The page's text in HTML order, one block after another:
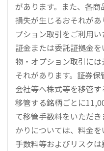
があります。また、各
損失が生じるおそれが
プション取引をご利用
証金または委託証拠金
物・オプション取引に
それがあります。証券
会社等へ株式等を移管す
移管する銘柄ごとに
て移管手数料をいただ
かりについては、料金
手数料等およびリスク